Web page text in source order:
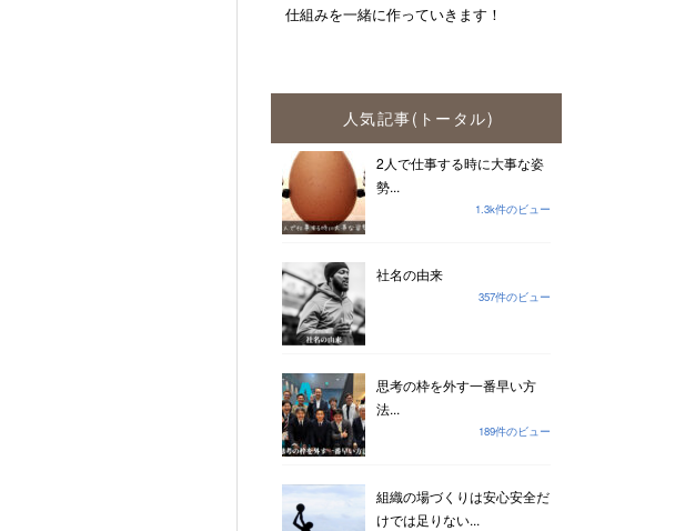
仕組みを一緒に作っていきます！
人気記事(トータル)
2人で仕事する時に大事な姿
勢...
1.3k件のビュー
社名の由来
357件のビュー
思考の枠を外す一番早い方
法...
189件のビュー
組織の場づくりは安心安全だ
けでは足りない...